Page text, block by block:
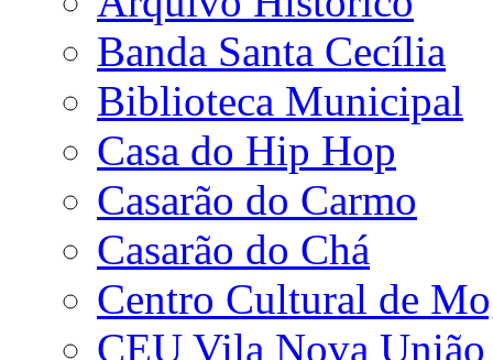
Banda Santa Cecília
Biblioteca Municipal
Casa do Hip Hop
Casarão do Carmo
Casarão do Chá
Centro Cultural de
CEU Vila Nova União